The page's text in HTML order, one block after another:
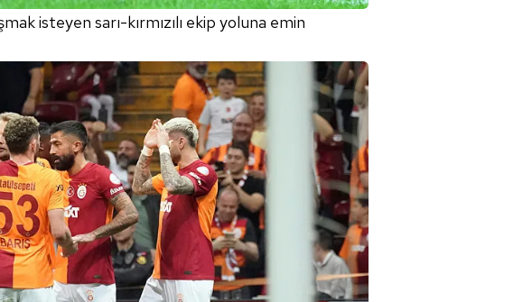
isteyen sarı-kırmızılı ekip yoluna emin